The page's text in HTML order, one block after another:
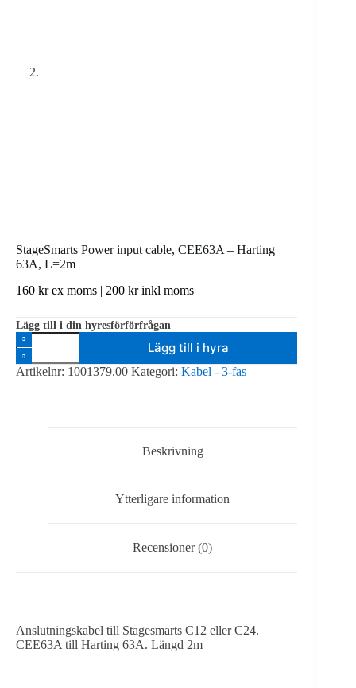
StageSmarts Power input cable, CEE63A – Harting
63A, L=2m
160 krex moms | 200 krinkl moms
Lägg till i din hyresförförfrågan
StageSmarts
Power
input
cable,
Lägg till i hyra
Artikelnr: 1001379.00 Kategori: Kabel - 3-fas
Beskrivning
Ytterligare information
Recensioner (0)
Anslutningskabel till Stagesmarts C12 eller C24.
CEE63A till Harting 63A. Längd 2m